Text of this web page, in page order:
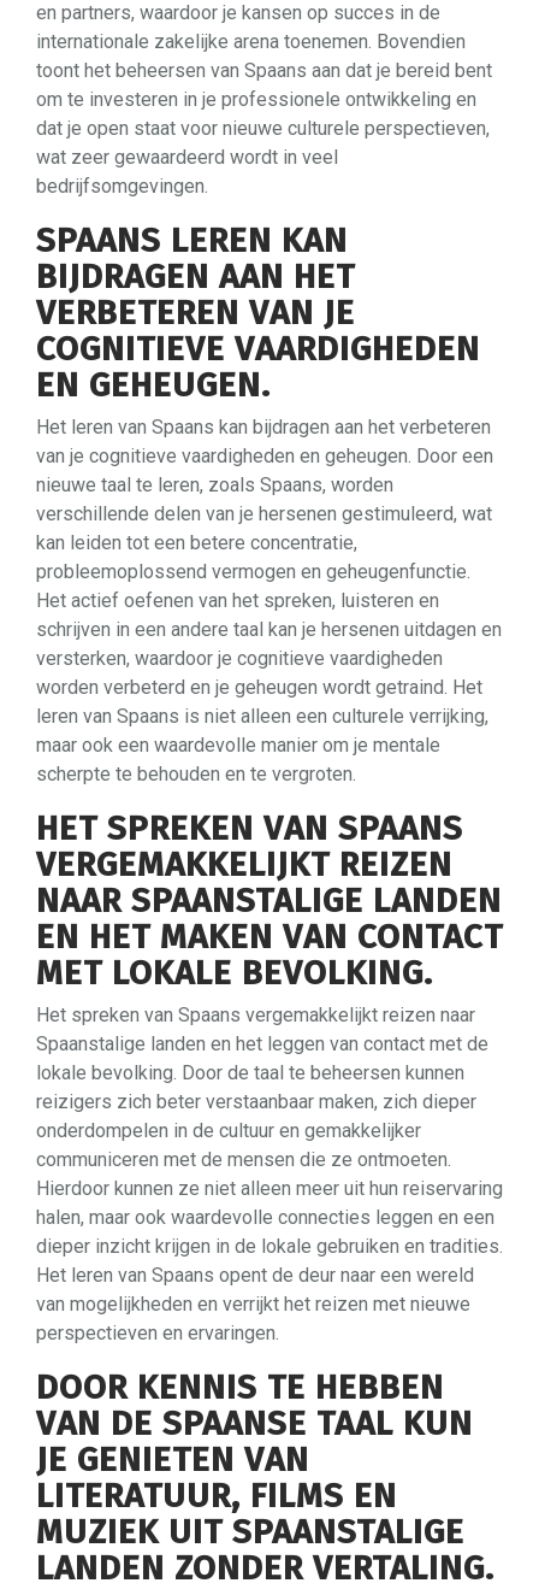
en partners, waardoor je kansen op succes in de
internationale zakelijke arena toenemen. Bovendien
toont het beheersen van Spaans aan dat je bereid bent
om te investeren in je professionele ontwikkeling en
dat je open staat voor nieuwe culturele perspectieven,
wat zeer gewaardeerd wordt in veel
bedrijfsomgevingen.
SPAANS LEREN KAN
BIJDRAGEN AAN HET
VERBETEREN VAN JE
COGNITIEVE VAARDIGHEDEN
EN GEHEUGEN.
Het leren van Spaans kan bijdragen aan het verbeteren
van je cognitieve vaardigheden en geheugen. Door een
nieuwe taal te leren, zoals Spaans, worden
verschillende delen van je hersenen gestimuleerd, wat
kan leiden tot een betere concentratie,
probleemoplossend vermogen en geheugenfunctie.
Het actief oefenen van het spreken, luisteren en
schrijven in een andere taal kan je hersenen uitdagen en
versterken, waardoor je cognitieve vaardigheden
worden verbeterd en je geheugen wordt getraind. Het
leren van Spaans is niet alleen een culturele verrijking,
maar ook een waardevolle manier om je mentale
scherpte te behouden en te vergroten.
HET SPREKEN VAN SPAANS
VERGEMAKKELIJKT REIZEN
NAAR SPAANSTALIGE LANDEN
EN HET MAKEN VAN CONTACT
MET LOKALE BEVOLKING.
Het spreken van Spaans vergemakkelijkt reizen naar
Spaanstalige landen en het leggen van contact met de
lokale bevolking. Door de taal te beheersen kunnen
reizigers zich beter verstaanbaar maken, zich dieper
onderdompelen in de cultuur en gemakkelijker
communiceren met de mensen die ze ontmoeten.
Hierdoor kunnen ze niet alleen meer uit hun reiservaring
halen, maar ook waardevolle connecties leggen en een
dieper inzicht krijgen in de lokale gebruiken en tradities.
Het leren van Spaans opent de deur naar een wereld
van mogelijkheden en verrijkt het reizen met nieuwe
perspectieven en ervaringen.
DOOR KENNIS TE HEBBEN
VAN DE SPAANSE TAAL KUN
JE GENIETEN VAN
LITERATUUR, FILMS EN
MUZIEK UIT SPAANSTALIGE
LANDEN ZONDER VERTALING.